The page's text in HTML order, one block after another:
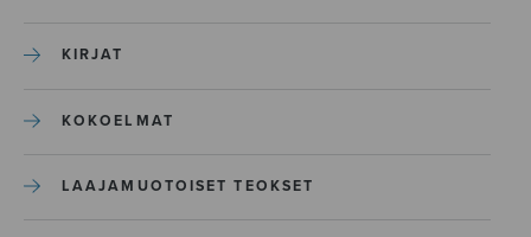
KIRJAT
KOKOELMAT
LAAJAMUOTOISET TEOKSET